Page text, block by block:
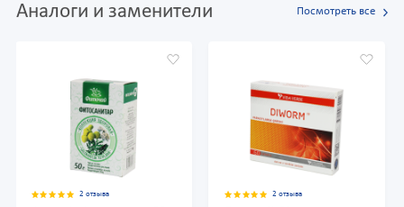
Аналоги и заменители Посмотреть все
2 отзыва 2 отзыва